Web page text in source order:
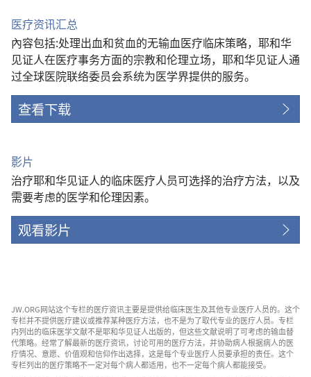
医疗资讯汇总
內容包括:处理出血和贫血的无输血医疗临床策略，耶和华
见证人在医疗事务方面的宗教和伦理立场，耶和华见证人通
过全球医院联络委员会系统为医学界提供的服务。
查看下载
影片
治疗耶和华见证人的临床医疗人员可选择的治疗方法，以及
需要考虑的医学和伦理因素。
观看影片
JW.ORG网站这个专栏的医疗资讯主要是提供给临床医生及其他专业医疗人员的。这个
专栏并不提供医疗建议或推荐某种医疗方法，也不是为了取代专业的医疗人员。专栏
内列出的临床医学文献不是耶和华见证人出版的，但这些文献说明了可考虑的输血替
代策略。经常了解最新的医疗资讯，讨论可用的医疗方法，并协助病人根据病人的医
疗情况、意愿、价值观和信仰作出选择，这是每个专业医疗人员要承担的责任。这个
专栏列出的医疗策略不一定对每个病人都适用，也不一定每个病人都能接受。